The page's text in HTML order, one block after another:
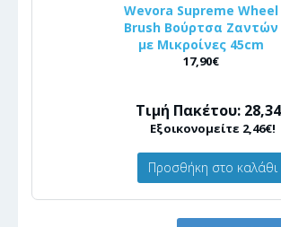
Wevora Supreme Wheel
Brush Βούρτσα Ζαντών
με Μικροίνες 45cm
17,90€
Τιμή Πακέτου:
Εξοικονομείτε 2,46€!
Προσθήκη στο καλάθι